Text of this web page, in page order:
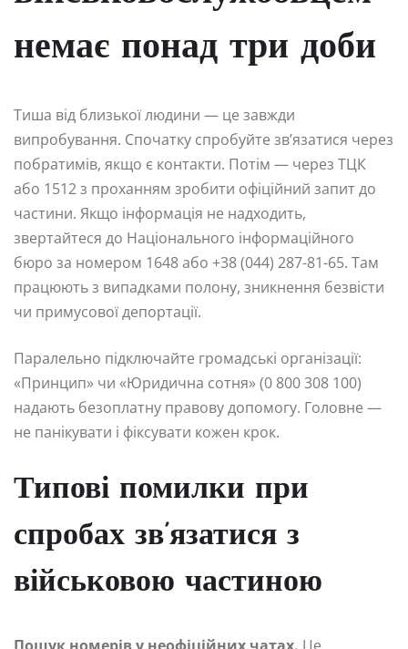
немає понад три доби
Тиша від близької людини — це завжди
випробування. Спочатку спробуйте зв’язатися через
побратимів, якщо є контакти. Потім — через ТЦК
або 1512 з проханням зробити офіційний запит до
частини. Якщо інформація не надходить,
звертайтеся до Національного інформаційного
бюро за номером 1648 або +38 (044) 287-81-65. Там
працюють з випадками полону, зникнення безвісти
чи примусової депортації.
Паралельно підключайте громадські організації:
«Принцип» чи «Юридична сотня» (0 800 308 100)
надають безоплатну правову допомогу. Головне —
не панікувати і фіксувати кожен крок.
Типові помилки при
спробах зв’язатися з
військовою частиною